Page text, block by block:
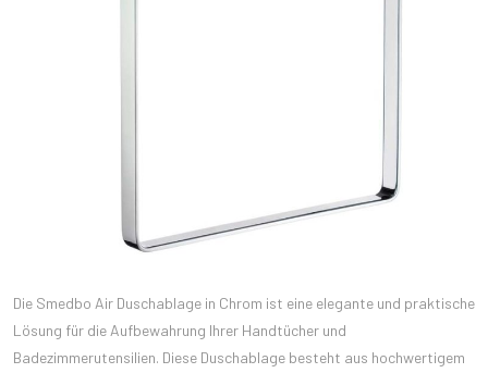
Die Smedbo Air Duschablage in Chrom ist eine elegante und praktische
Lösung für die Aufbewahrung Ihrer Handtücher und
Badezimmerutensilien. Diese Duschablage besteht aus hochwertigem